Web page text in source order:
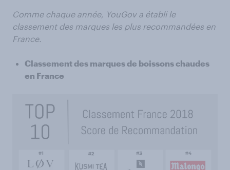
Comme chaque année, YouGov a établi le
classement des marques les plus recommandées en
France.
Classement des marques de boissons chaudes
en France